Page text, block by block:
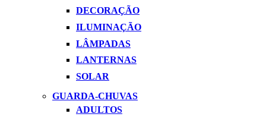
DECORAÇÃO
ILUMINAÇÃO
LÂMPADAS
LANTERNAS
SOLAR
GUARDA-CHUVAS
ADULTOS